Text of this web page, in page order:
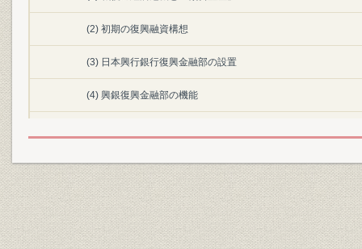
(2) 初期の復興融資構想
(3) 日本興行銀行復興金融部の設置
(4) 興銀復興金融部の機能
2. 組織と人事
(1) 設立時の組織
(2) 組織改正